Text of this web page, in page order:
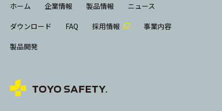
ホーム 企業情報 製品情報 ニュース
ダウンロード FAQ 採用情報 事業内容
製品開発